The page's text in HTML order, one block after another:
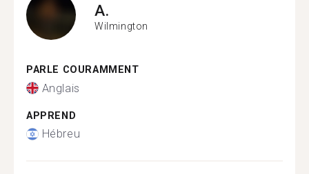
A.
Wilmington
PARLE COURAMMENT
Anglais
APPREND
Hébreu